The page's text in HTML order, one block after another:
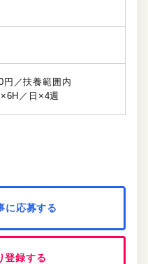
円／扶養範囲内
／日×4週
に応募する
登録する